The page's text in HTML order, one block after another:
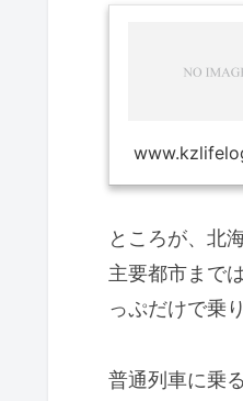
ところが、北
主要都市まで
っぷだけで乗
普通列車に乗